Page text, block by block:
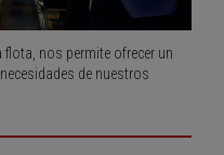
nos permite ofrecer un
de nuestros